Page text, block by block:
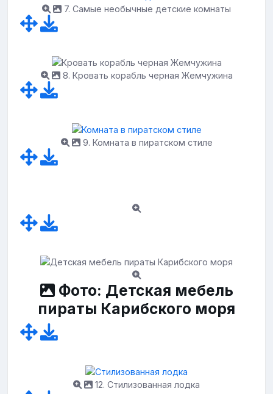
7. Самые необычные детские комнаты
8. Кровать корабль черная Жемчужина
9. Комната в пиратском стиле
Фото: Детская мебель
пираты Карибского моря
12. Стилизованная лодка